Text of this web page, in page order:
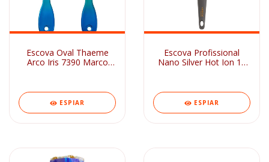
Escova Oval Thaeme
Arco Iris 7390 Marco
ESPIAR
Escova Profissional
Nano Silver Hot Ion 16
ESPIAR